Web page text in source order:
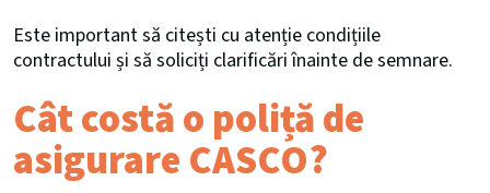
Este important să citești cu atenție condițiile
contractului și să soliciți clarificări înainte de semnare.
Cât costă o poliță de
asigurare CASCO?